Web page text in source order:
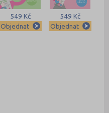
549 Kč
Objednat
549 Kč
Objednat